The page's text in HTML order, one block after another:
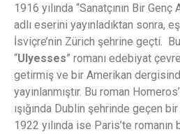
1916 yılında “Sanatçının Bir
adlı eserini yayınladıktan sonra,
İsviçre’nin Zürich şehrine geçti.
“Ulyesses” romanı edebiyat
getirmiş ve bir Amerikan
yayınlanmıştır. Bu roman
ışığında Dublin şehrinde geçen
1922 yılında ise Paris’te romanın